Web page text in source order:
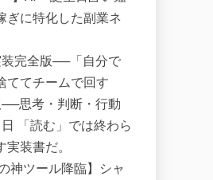
ぎに特化した副業ネ
完全版──「自分で
ててチームで回す
思考・判断・行動
「読む」では終わら
装書だ。
神ツール降臨】シャ